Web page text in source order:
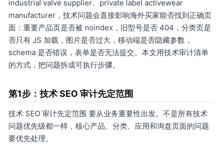
industrial valve supplier、private label activewear
manufacturer，技术问题会直接影响海外买家能否找到正确页
面：重要产品页是否被 noindex，旧型号是否 404，分类页是
否只有 JS 加载，图片是否过大，移动端是否隐藏参数，
schema 是否错误，表单是否无法提交。本文用技术审计清单
的方式，把问题拆成可执行步骤。
第1步：技术 SEO 审计先定范围
技术 SEO 审计先定范围 要从业务重要性出发。不是所有技术
问题优先级都一样，核心产品、分类、应用和询盘页面的问题
要优先处理。